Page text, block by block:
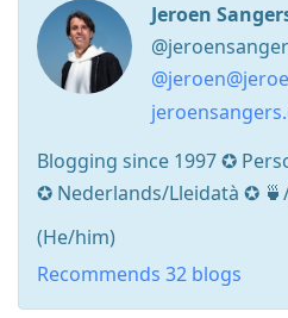
Jeroen
Blogging since 1997 ✪
✪ Nederlands/Lleidatà ✪
(He/him)
Recommends 32 blogs